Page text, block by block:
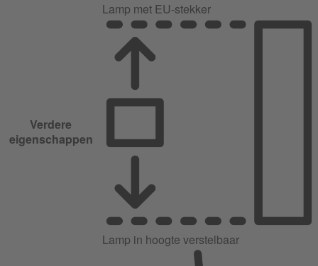
Verdere
eigenschappen
Lamp met EU-stekker
Lamp in hoogte verstelbaar